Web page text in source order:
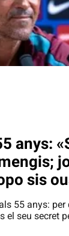
anys:
sis
55 anys: per
el seu secret